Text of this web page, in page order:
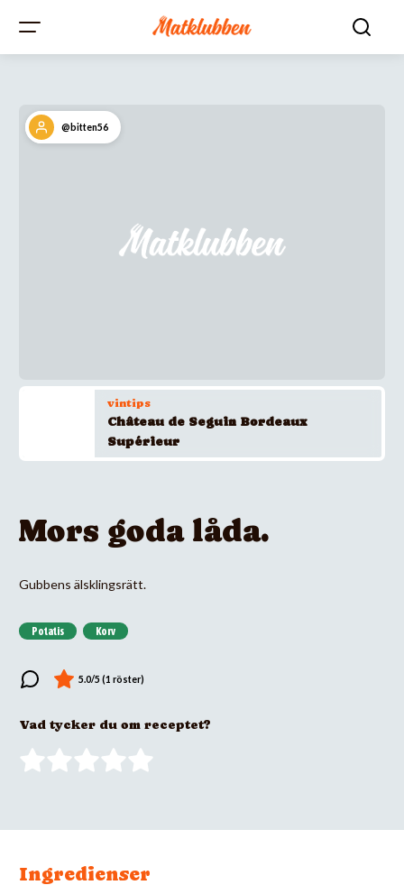
@bitten56
vintips
Château de Seguin Bordeaux
Supérieur
Mors goda låda.
Gubbens älsklingsrätt.
Potatis Korv
Vad tycker du om receptet?
Ingredienser